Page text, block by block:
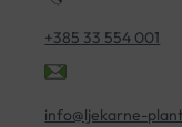
+385 33 554 001
info@ljekarne-